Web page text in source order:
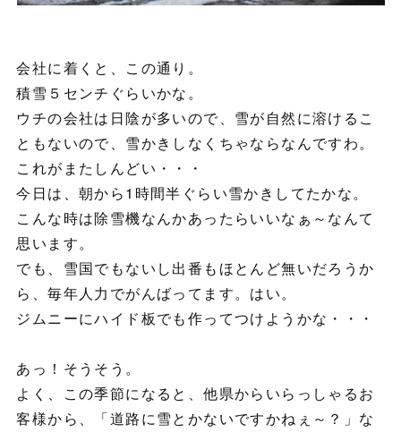
会社に着くと、この通り。
積雪５センチぐらいかな。
ウチの会社は日陰が多いので、雪が自然に溶けるこ
ともないので、雪かきしなくちゃならなんですわ。
これがまたしんどい・・・
今日は、朝から1時間半ぐらい雪かきしてたかな。
こんな時は除雪機なんかあったらいいなぁ～なんて
思います。
でも、雪国でもないし出番もほとんど無いだろうか
ら、毎年人力でがんばってます。はい。
ジムニーにハイド板でも作ってつけようかな・・・
あっ！そうそう。
よく、この季節になると、他県からいらっしゃるお
客様から、「道路に雪とかないですかねぇ～？」な